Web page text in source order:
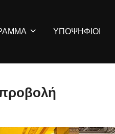
ΥΠΟΨΗΦΙΟΙ